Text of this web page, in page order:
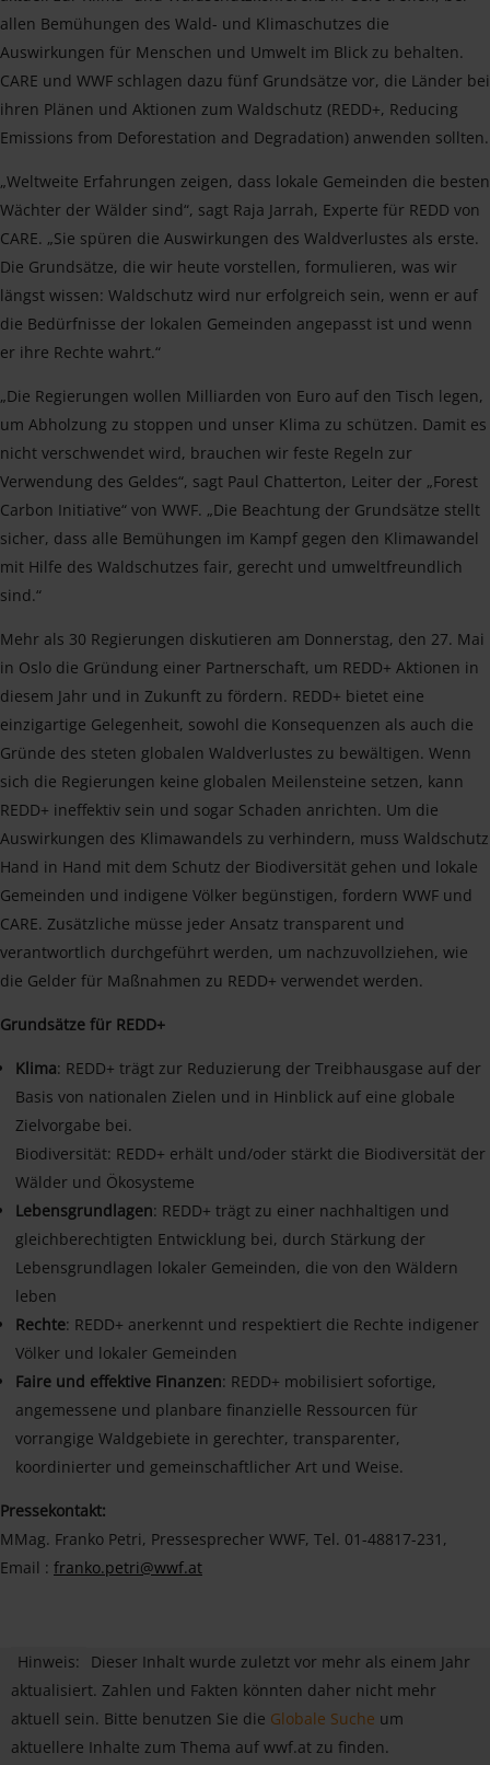
allen Bemühungen des Wald- und Klimaschutzes die
Auswirkungen für Menschen und Umwelt im Blick zu behalten.
CARE und WWF schlagen dazu fünf Grundsätze vor, die Länder bei
ihren Plänen und Aktionen zum Waldschutz (REDD+, Reducing
Emissions from Deforestation and Degradation) anwenden sollten.
„Weltweite Erfahrungen zeigen, dass lokale Gemeinden die besten
Wächter der Wälder sind“, sagt Raja Jarrah, Experte für REDD von
CARE. „Sie spüren die Auswirkungen des Waldverlustes als erste.
Die Grundsätze, die wir heute vorstellen, formulieren, was wir
längst wissen: Waldschutz wird nur erfolgreich sein, wenn er auf
die Bedürfnisse der lokalen Gemeinden angepasst ist und wenn
er ihre Rechte wahrt.“
„Die Regierungen wollen Milliarden von Euro auf den Tisch legen,
um Abholzung zu stoppen und unser Klima zu schützen. Damit es
nicht verschwendet wird, brauchen wir feste Regeln zur
Verwendung des Geldes“, sagt Paul Chatterton, Leiter der „Forest
Carbon Initiative“ von WWF. „Die Beachtung der Grundsätze stellt
sicher, dass alle Bemühungen im Kampf gegen den Klimawandel
mit Hilfe des Waldschutzes fair, gerecht und umweltfreundlich
sind.“
Mehr als 30 Regierungen diskutieren am Donnerstag, den 27. Mai
in Oslo die Gründung einer Partnerschaft, um REDD+ Aktionen in
diesem Jahr und in Zukunft zu fördern. REDD+ bietet eine
einzigartige Gelegenheit, sowohl die Konsequenzen als auch die
Gründe des steten globalen Waldverlustes zu bewältigen. Wenn
sich die Regierungen keine globalen Meilensteine setzen, kann
REDD+ ineffektiv sein und sogar Schaden anrichten. Um die
Auswirkungen des Klimawandels zu verhindern, muss Waldschutz
Hand in Hand mit dem Schutz der Biodiversität gehen und lokale
Gemeinden und indigene Völker begünstigen, fordern WWF und
CARE. Zusätzliche müsse jeder Ansatz transparent und
verantwortlich durchgeführt werden, um nachzuvollziehen, wie
die Gelder für Maßnahmen zu REDD+ verwendet werden.
Grundsätze für REDD+
Klima: REDD+ trägt zur Reduzierung der Treibhausgase auf der
Basis von nationalen Zielen und in Hinblick auf eine globale
Zielvorgabe bei.
Biodiversität: REDD+ erhält und/oder stärkt die Biodiversität der
Wälder und Ökosysteme
Lebensgrundlagen: REDD+ trägt zu einer nachhaltigen und
gleichberechtigten Entwicklung bei, durch Stärkung der
Lebensgrundlagen lokaler Gemeinden, die von den Wäldern
leben
Rechte: REDD+ anerkennt und respektiert die Rechte indigener
Völker und lokaler Gemeinden
Faire und effektive Finanzen: REDD+ mobilisiert sofortige,
angemessene und planbare finanzielle Ressourcen für
vorrangige Waldgebiete in gerechter, transparenter,
koordinierter und gemeinschaftlicher Art und Weise.
Pressekontakt:
MMag. Franko Petri, Pressesprecher WWF, Tel. 01-48817-231,
Email : franko.petri@wwf.at
Hinweis:
Dieser Inhalt wurde zuletzt vor mehr als einem Jahr
aktualisiert. Zahlen und Fakten könnten daher nicht mehr
aktuell sein. Bitte benutzen Sie die Globale Suche um
aktuellere Inhalte zum Thema auf wwf.at zu finden.